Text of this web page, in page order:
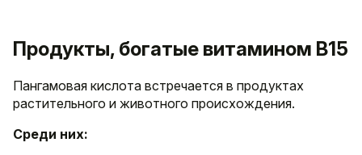
Продукты, богатые витамином B15
Пангамовая кислота встречается в продуктах
растительного и животного происхождения.
Среди них: